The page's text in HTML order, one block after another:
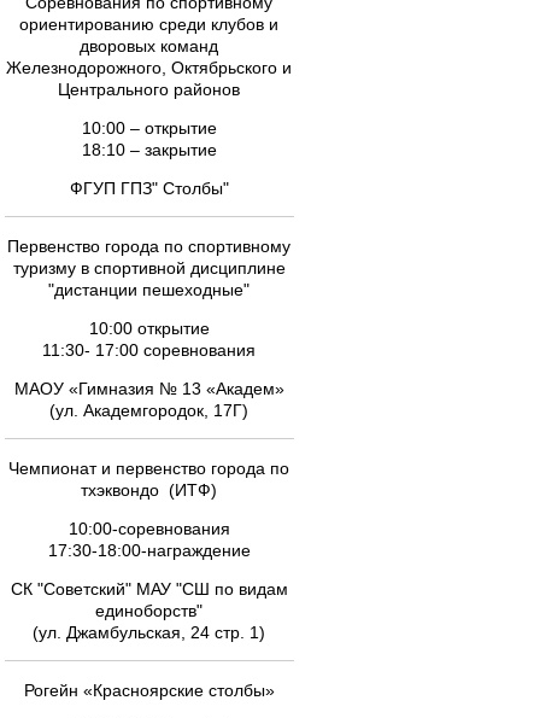
ориентированию среди клубов и
дворовых команд
Железнодорожного, Октябрьского и
Центрального районов
10:00 – открытие
18:10 – закрытие
ФГУП ГПЗ" Столбы"
Первенство города по спортивному
туризму в спортивной дисциплине
"дистанции пешеходные"
10:00 открытие
11:30- 17:00 соревнования
МАОУ «Гимназия № 13 «Академ»
(ул. Академгородок, 17Г)
Чемпионат и первенство города по
тхэквондо (ИТФ)
10:00-соревнования
17:30-18:00-награждение
СК "Советский" МАУ "СШ по видам
единоборств"
(ул. Джамбульская, 24 стр. 1)
Рогейн «Красноярские столбы»